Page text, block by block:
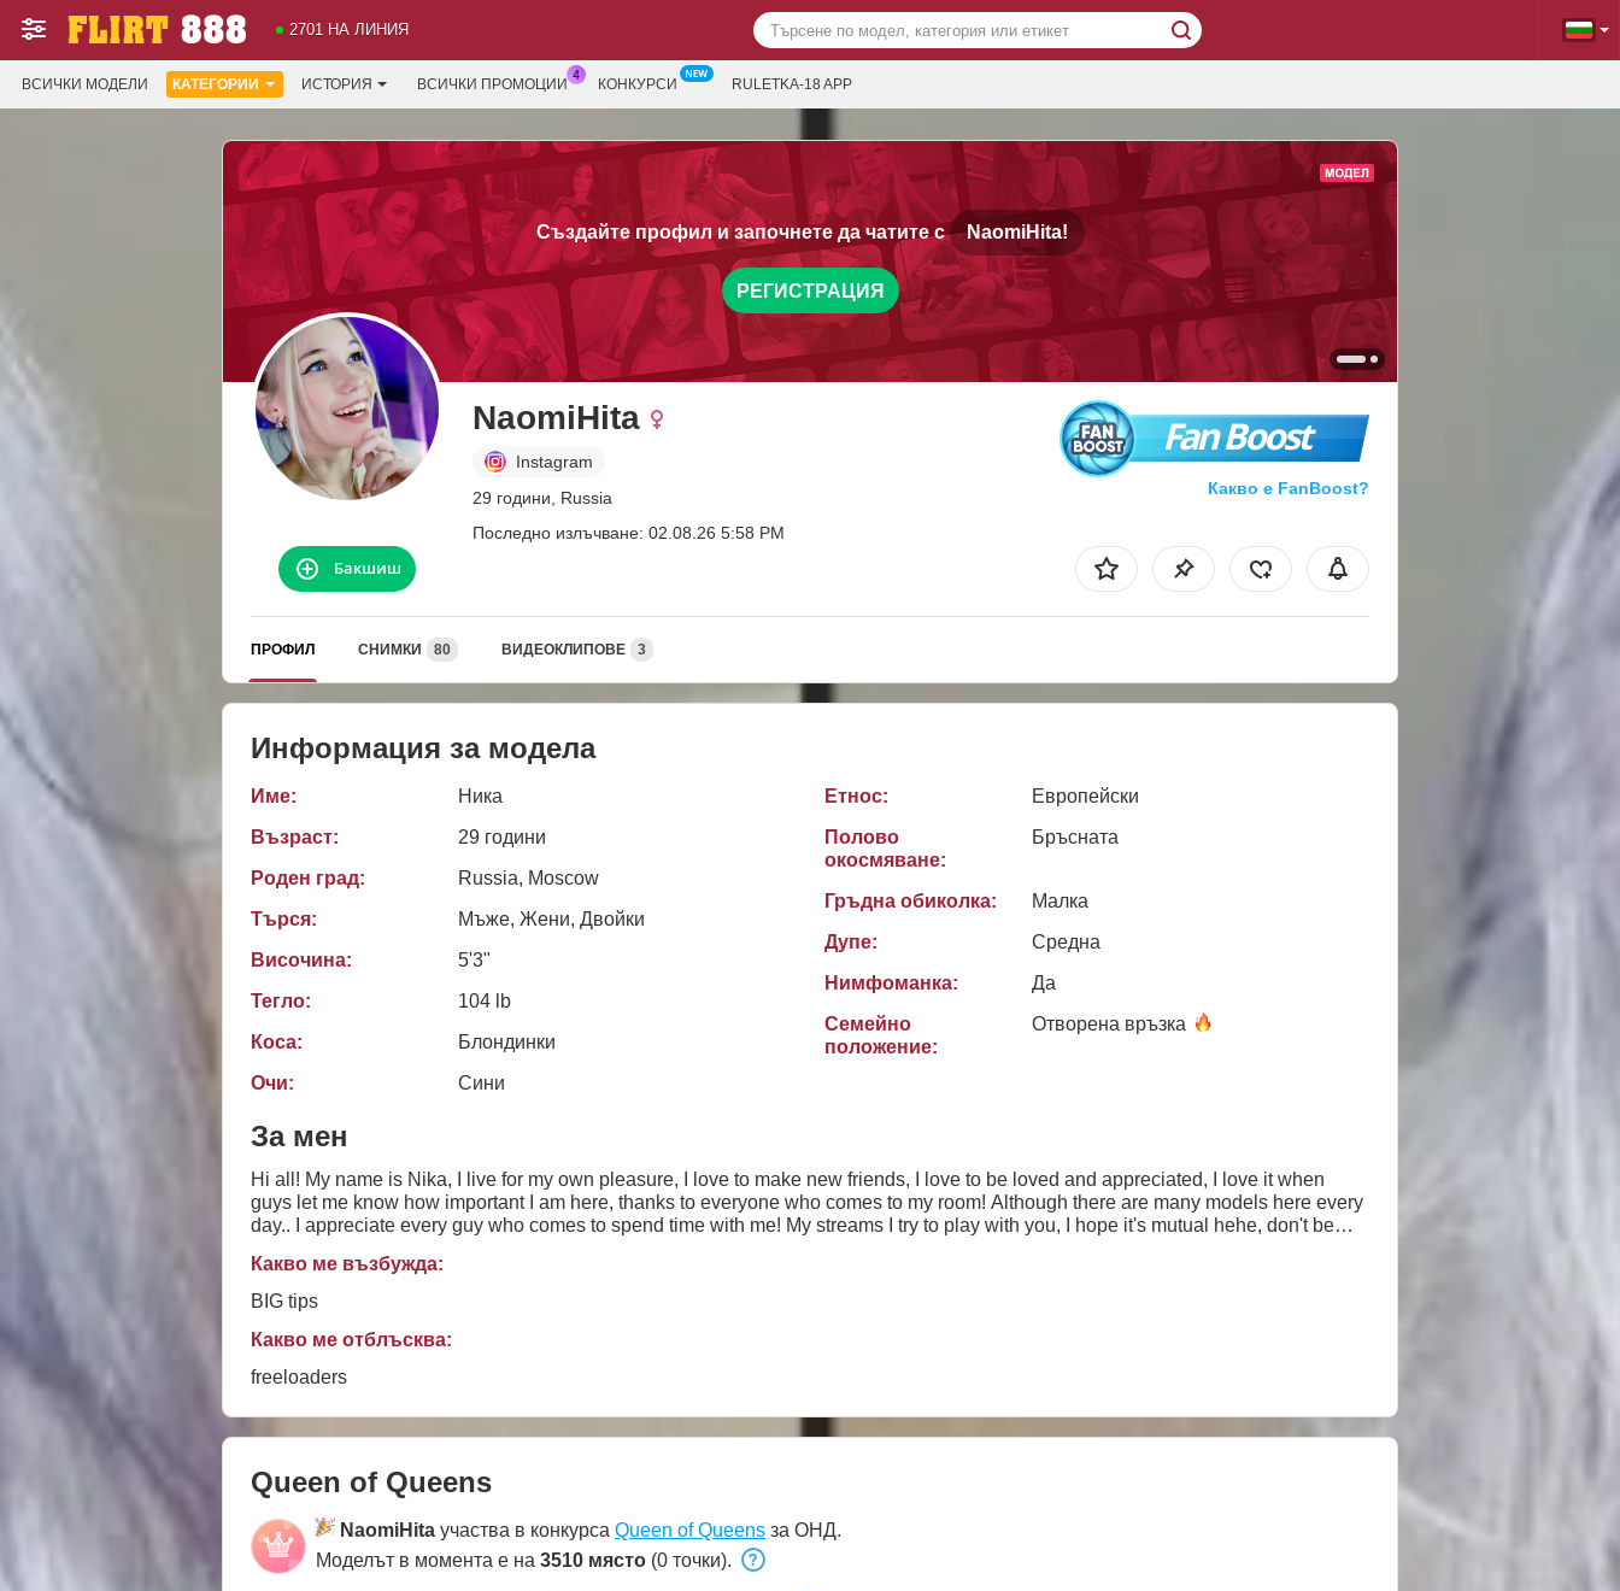
2701 НА ЛИНИЯ
ВСИЧКИ МОДЕЛИ КАТЕГОРИИ ИСТОРИЯ ВСИЧКИ ПРОМОЦИИ КОНКУРСИ RULETKA-18 APP
Създайте профил и започнете да чатите с NaomiHita!
РЕГИСТРАЦИЯ
NaomiHita
Instagram
29 години, Russia
Последно излъчване: 02.08.26 5:58 PM
Fan Boost
Какво е FanBoost?
Бакшиш
ПРОФИЛ СНИМКИ 80 ВИДЕОКЛИПОВЕ 3
Информация за модела
Име:
Ника
Възраст:
29 години
Роден град:
Russia, Moscow
Търся:
Мъже, Жени, Двойки
Височина:
5'3"
Тегло:
104 lb
Коса:
Блондинки
Очи:
Сини
Етнос:
Европейски
Полово
окосмяване:
Бръсната
Гръдна обиколка:
Малкa
Дупе:
Среднa
Нимфоманка:
Да
Семейно
положение:
Отворена връзка
За мен
Hi all! My name is Nika, I live for my own pleasure, I love to make new friends, I love to be loved and appreciated, I love it when
guys let me know how important I am here, thanks to everyone who comes to my room! Although there are many models here every
day.. I appreciate every guy who comes to spend time with me! My streams I try to play with you, I hope it's mutual hehe, don't be
Какво ме възбужда:
BIG tips
Какво ме отблъсква:
freeloaders
Queen of Queens
NaomiHita участва в конкурса Queen of Queens за ОНД.
Моделът в момента е на 3510 място (0 точки).